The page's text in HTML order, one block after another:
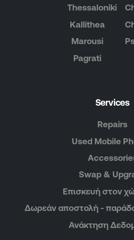
Thessaloniki
Kallithea
Marousi
Pagrati
Services
Repairs
Used Mobile
Swap &
Επισκευή στον
Δωρεάν αποστολή -
Ανάκτηση